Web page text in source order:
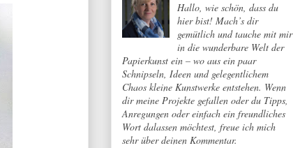
Hallo, wie schön, dass du
hier bist! Mach’s dir
gemütlich und tauche mit mir
in die wunderbare Welt der
Papierkunst ein – wo aus ein paar
Schnipseln, Ideen und gelegentlichem
Chaos kleine Kunstwerke entstehen. Wenn
dir meine Projekte gefallen oder du Tipps,
Anregungen oder einfach ein freundliches
Wort dalassen möchtest, freue ich mich
sehr über deinen Kommentar.